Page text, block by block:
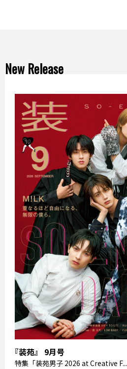
New Release
『装苑』 9月号
特集 「装苑男子 2026 at Creative F...